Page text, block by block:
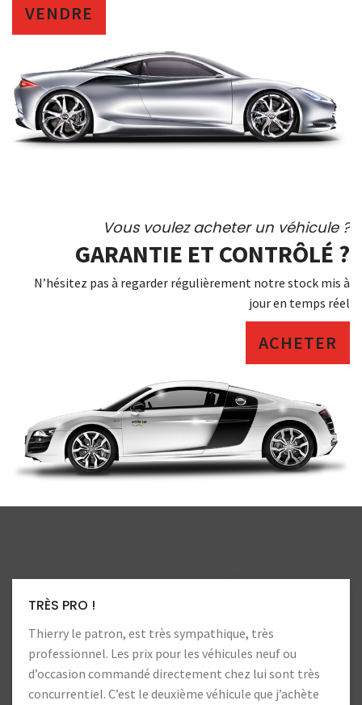
VENDRE
Vous voulez acheter un véhicule ?
GARANTIE ET CONTRÔLÉ ?
N’hésitez pas à regarder régulièrement notre stock mis à
jour en temps réel
ACHETER
très
Toujours autant de confiance. Heureux
professionnels !
Lucien Lample